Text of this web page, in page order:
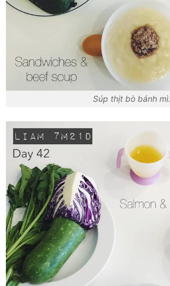
Súp thịt bò bánh mì.